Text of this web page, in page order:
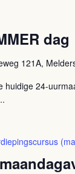
dag
121A,
huidige 24-